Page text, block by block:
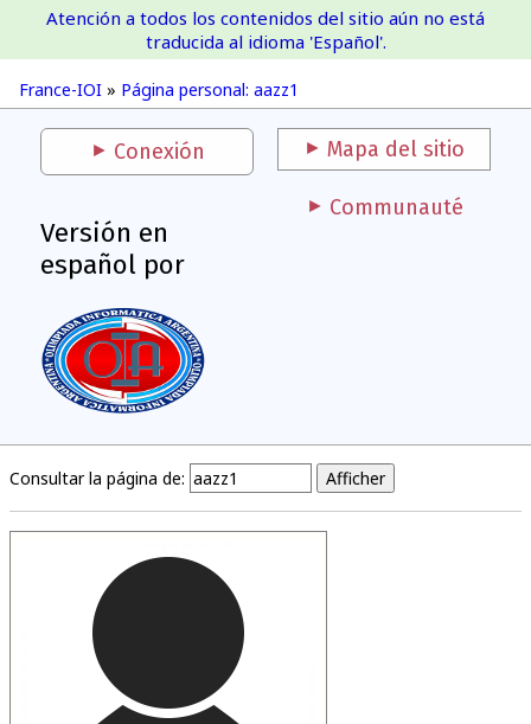
France-IOI
France-IOI » Página personal: aazz1
Atención a todos los contenidos del sitio aún no está
traducida al idioma 'Español'.
Conexión Mapa del sitio
Versión en
español por
Communauté
Consultar la página de: